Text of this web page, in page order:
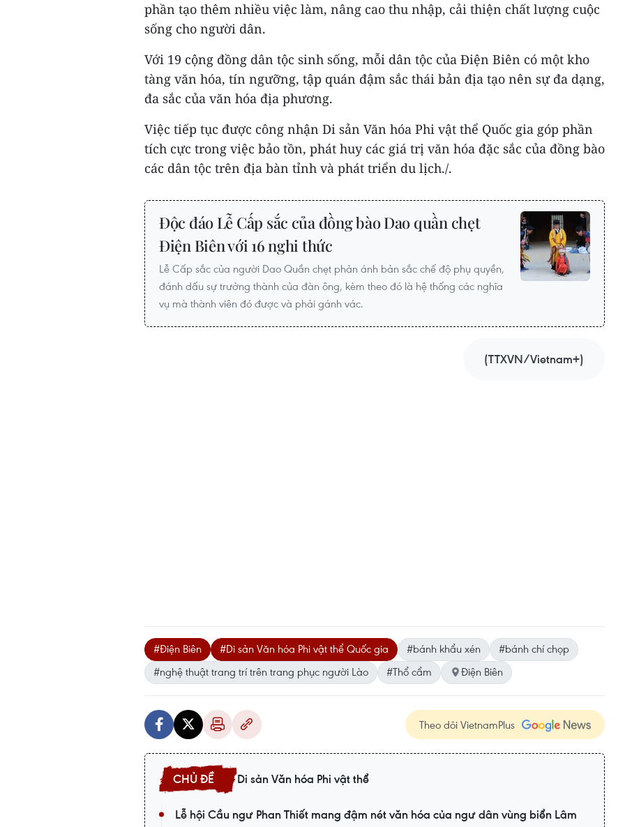
phần tạo thêm nhiều việc làm, nâng cao thu nhập, cải thiện chất lượng cuộc
sống cho người dân.
Với 19 cộng đồng dân tộc sinh sống, mỗi dân tộc của Điện Biên có một kho
tàng văn hóa, tín ngưỡng, tập quán đậm sắc thái bản địa tạo nên sự đa dạng,
đa sắc của văn hóa địa phương.
Việc tiếp tục được công nhận Di sản Văn hóa Phi vật thể Quốc gia góp phần
tích cực trong việc bảo tồn, phát huy các giá trị văn hóa đặc sắc của đồng bào
các dân tộc trên địa bàn tỉnh và phát triển du lịch./.
Độc đáo Lễ Cấp sắc của đồng bào Dao quần chẹt
Điện Biên với 16 nghi thức
Lễ Cấp sắc của người Dao Quần chẹt phản ánh bản sắc chế độ phụ quyền,
đánh dấu sự trưởng thành của đàn ông, kèm theo đó là hệ thống các nghĩa
vụ mà thành viên đó được và phải gánh vác.
(TTXVN/Vietnam+)
#Điện Biên #Di sản Văn hóa Phi vật thể Quốc gia #bánh khẩu xén
#bánh chí chọp
#nghệ thuật trang trí trên trang phục người Lào
#Thổ cẩm Điện Biên
Theo dõi VietnamPlus
Di sản Văn hóa Phi vật thể
Lễ hội Cầu ngư Phan Thiết mang đậm nét văn hóa của ngư dân vùng biển Lâm